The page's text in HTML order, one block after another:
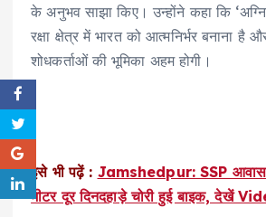
के अनुभव साझा किए। उन्होंने कहा कि
रक्षा क्षेत्र में भारत को आत्मनिर्भर बनाना है
शोधकर्ताओं की भूमिका अहम होगी।
इसे भी पढ़ें : Jamshedpur: SSP
मीटर दूर दिनदहाड़े चोरी हुई बाइक, देखें